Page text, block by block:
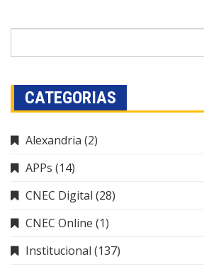
CATEGORIAS
Alexandria (2)
APPs (14)
CNEC Digital (28)
CNEC Online (1)
Institucional (137)